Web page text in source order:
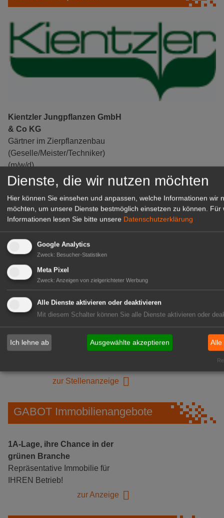
Kientzler Jungpflanzen GmbH
& Co KG
Gärtner im Zierpflanzenbau
(Geselle/Meister/Techniker)
(m/w/d)
Gensingen
Mitarbeiter (m/w/d) für unsere
zur Stellenanzeige
GABOT Immobilienangebote
1A-Lage, ihre Chance in der
grünen Branche
Repräsentative Immobilie für
IHREN Betrieb!
zur Anzeige
Dienste, die wir nutzen möchten
Hier können Sie einsehen und anpassen, welche Informationen wir
möchten, um unsere Dienste bestmöglich einsetzen zu können.
Für
Informationen lesen Sie bitte unsere Datenschutzerklärung
Google Analytics
Zweck: Besucher-Statistiken
Meta Pixel
Zweck: Anzeigen von zielgerichteter Werbung
Alle Dienste aktivieren oder deaktivieren
Mit diesem Schalter können Sie alle Dienste aktivieren oder
Ich lehne ab Ausgewählte akzeptieren Alle